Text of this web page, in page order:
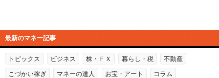
最新のマネー記事
トピックス ビジネス 株・ＦＸ 暮らし・税 不動産
こづかい稼ぎ マネーの達人 お宝・アート コラム